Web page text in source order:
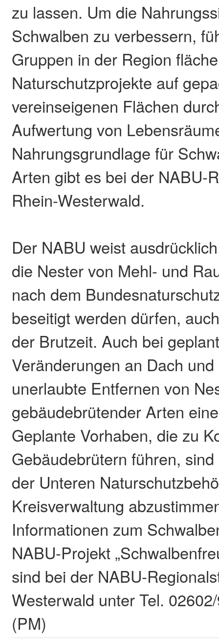
zu lassen. Um die
Schwalben zu verbessern,
Gruppen in der Region
Naturschutzprojekte auf
vereinseigenen Flächen
Aufwertung von
Nahrungsgrundlage für
Arten gibt es bei der NABU-
Rhein-Westerwald.
Der NABU weist
die Nester von Mehl- und
nach dem
beseitigt werden dürfen,
der Brutzeit. Auch bei
Veränderungen an Dach
unerlaubte Entfernen von
gebäudebrütender Arten
Geplante Vorhaben, die zu
Gebäudebrütern führen,
der Unteren
Kreisverwaltung
Informationen zum
NABU-Projekt
sind bei der NABU-
Westerwald unter Tel.
(PM)